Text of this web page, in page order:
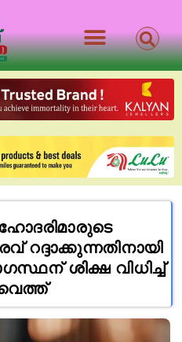
ശിക്ഷ വിധിച്ച്